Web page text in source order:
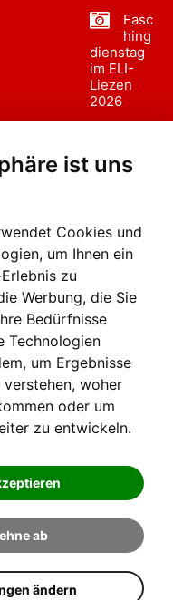
ist uns
Cookies und
um Ihnen ein
zu
Werbung, die Sie
Bedürfnisse
Technologien
um Ergebnisse
verstehen, woher
oder um
zu entwickeln.
ab
ändern
Fasc
hing
dienstag
im ELI-
Liezen
2026
sumzug
Liezen
werben?
(0)664 2226600
Datenschutz
Online |